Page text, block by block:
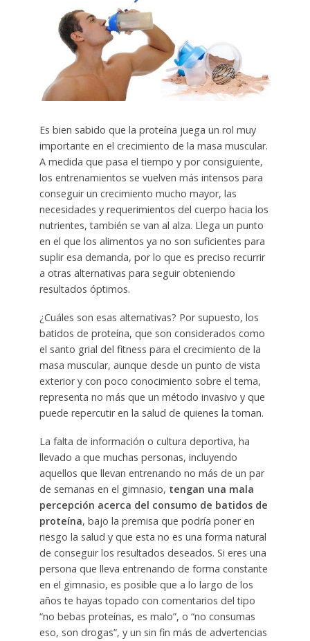
Es bien sabido que la proteína juega un rol muy
importante en el crecimiento de la masa muscular.
A medida que pasa el tiempo y por consiguiente,
los entrenamientos se vuelven más intensos para
conseguir un crecimiento mucho mayor, las
necesidades y requerimientos del cuerpo hacia los
nutrientes, también se van al alza. Llega un punto
en el que los alimentos ya no son suficientes para
suplir esa demanda, por lo que es preciso recurrir
a otras alternativas para seguir obteniendo
resultados óptimos.
¿Cuáles son esas alternativas? Por supuesto, los
batidos de proteína, que son considerados como
el santo grial del fitness para el crecimiento de la
masa muscular, aunque desde un punto de vista
exterior y con poco conocimiento sobre el tema,
representa no más que un método invasivo y que
puede repercutir en la salud de quienes la toman.
La falta de información o cultura deportiva, ha
llevado a que muchas personas, incluyendo
aquellos que llevan entrenando no más de un par
de semanas en el gimnasio, tengan una mala
percepción acerca del consumo de batidos de
proteína, bajo la premisa que podría poner en
riesgo la salud y que esta no es una forma natural
de conseguir los resultados deseados. Si eres una
persona que lleva entrenando de forma constante
en el gimnasio, es posible que a lo largo de los
años te hayas topado con comentarios del tipo
“no bebas proteínas, es malo”, o “no consumas
eso, son drogas”, y un sin fin más de advertencias